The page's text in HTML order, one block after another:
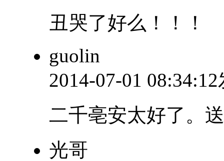
丑哭了好么！！！
guolin
2014-07-01
二千亳安太好了。
光哥